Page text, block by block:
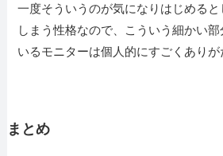
一度そういうのが気になりはじめる
しまう性格なので、こういう細かい
いるモニターは個人的にすごくありが
まとめ